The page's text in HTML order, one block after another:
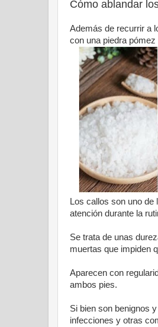
Cómo ablandar
Además de recurrir a
con una piedra
Los callos son uno
atención durante la
Se trata de unas
muertas que impiden
Aparecen con
ambos pies.
Si bien son benignos
infecciones y otras